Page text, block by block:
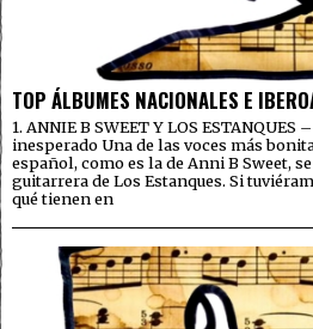
TOP ÁLBUMES NACIONALES E
1. ANNIE B SWEET Y LOS
inesperado Una de las voces más
español, como es la de Anni B Sweet,
guitarrera de Los Estanques. Si
qué tienen en